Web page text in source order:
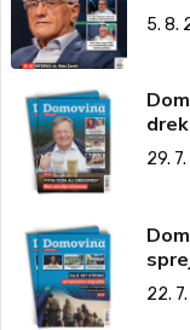
5. 8.
29.
22.